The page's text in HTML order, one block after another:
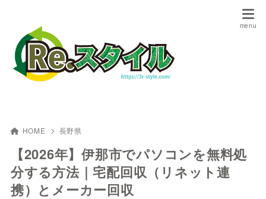
HOME 長野県
【2026年】伊那市でパソコンを無料処
分する方法｜宅配回収（リネット連
携）とメーカー回収